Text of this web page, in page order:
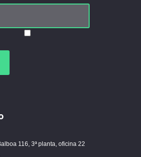
116, 3ª planta, oficina 22